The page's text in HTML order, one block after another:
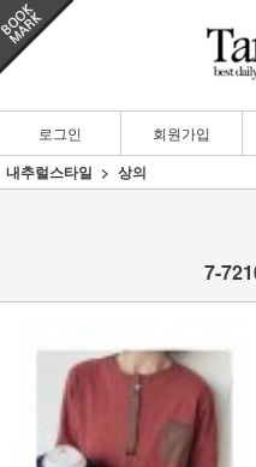
로그인 회원가입
내추럴스타일 상의
7-